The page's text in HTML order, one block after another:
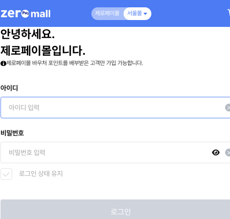
제로페이몰 서울몰
안녕하세요.
제로페이몰입니다.
제로페이몰 바우처 포인트를 배부받은 고객만 가입 가능합니다.
아이디
비밀번호
로그인 상태 유지
로그인